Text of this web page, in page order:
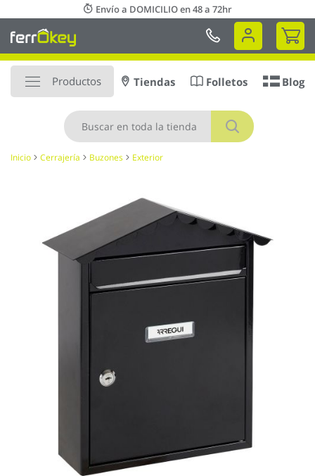
al
contenido
Envío a DOMICILIO en 48 a 72hr
Mi
Productos
Buscar
Tiendas Folletos Blog
Inicio Cerrajería Buzones Exterior